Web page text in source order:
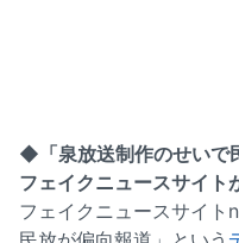
◆「泉放送制作のせいで
フェイクニュースサイト
フェイクニュースサイ